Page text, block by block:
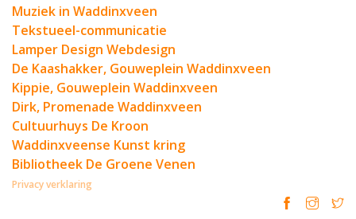
Muziek in Waddinxveen
Tekstueel-communicatie
Lamper Design Webdesign
De Kaashakker, Gouweplein Waddinxveen
Kippie, Gouweplein Waddinxveen
Dirk, Promenade Waddinxveen
Cultuurhuys De Kroon
Waddinxveense Kunst kring
Bibliotheek De Groene Venen
Privacy verklaring